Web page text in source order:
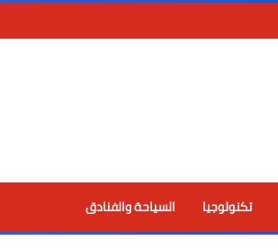
تكنولوجيا السياحة والفنادق